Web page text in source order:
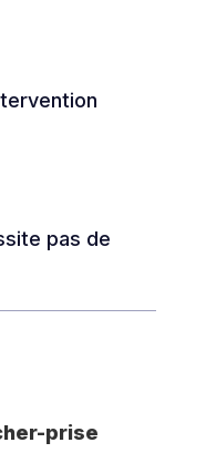
pas de
prise